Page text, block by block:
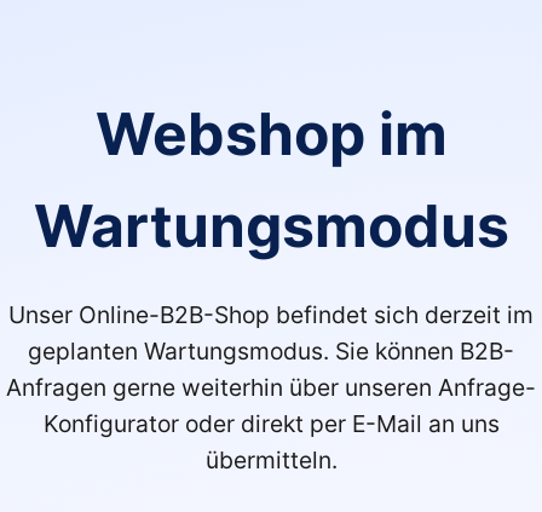
Webshop im
Wartungsmodus
Unser Online-B2B-Shop befindet sich derzeit im
geplanten Wartungsmodus. Sie können B2B-
Anfragen gerne weiterhin über unseren Anfrage-
Konfigurator oder direkt per E-Mail an uns
übermitteln.